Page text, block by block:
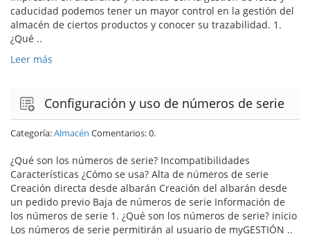
caducidad podemos tener un mayor control en la gestión del
almacén de ciertos productos y conocer su trazabilidad. 1.
¿Qué ..
Leer más
Configuración y uso de números de serie
Categoría:Almacén Comentarios: 0.
¿Qué son los números de serie? Incompatibilidades
Características ¿Cómo se usa? Alta de números de serie
Creación directa desde albarán Creación del albarán desde
un pedido previo Baja de números de serie Información de
los números de serie 1. ¿Qué son los números de serie? inicio
Los números de serie permitirán al usuario de myGESTIÓN ..